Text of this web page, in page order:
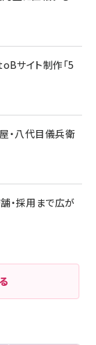
サイト制作「5
・八代目儀兵衛
・採用まで広が